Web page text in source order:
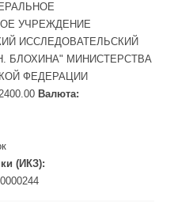
УЧРЕЖДЕНИЕ
ИССЛЕДОВАТЕЛЬСКИЙ
БЛОХИНА" МИНИСТЕРСТВА
ФЕДЕРАЦИИ
Валюта:
(ИКЗ):